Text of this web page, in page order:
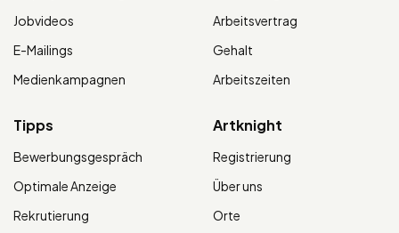
Jobvideos
E-Mailings
Medienkampagnen
Arbeitsvertrag
Gehalt
Arbeitszeiten
Tipps
Bewerbungsgespräch
Optimale Anzeige
Rekrutierung
Artknight
Registrierung
Über uns
Orte